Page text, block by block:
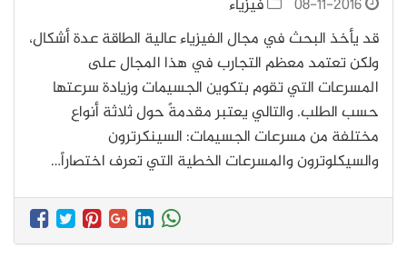
08-11-2016
فيزياء
قد يأخذ البحث في مجال الفيزياء عالية الطاقة عدة أشكال،
ولكن تعتمد معظم التجارب في هذا المجال على
المسرعات التي تقوم بتكوين الجسيمات وزيادة سرعتها
حسب الطلب. والتالي يعتبر مقدمةً حول ثلاثة أنواع
مختلفة من مسرعات الجسيمات: السينكرترون
والسيكلوترون والمسرعات الخطية التي تعرف اختصاراً…